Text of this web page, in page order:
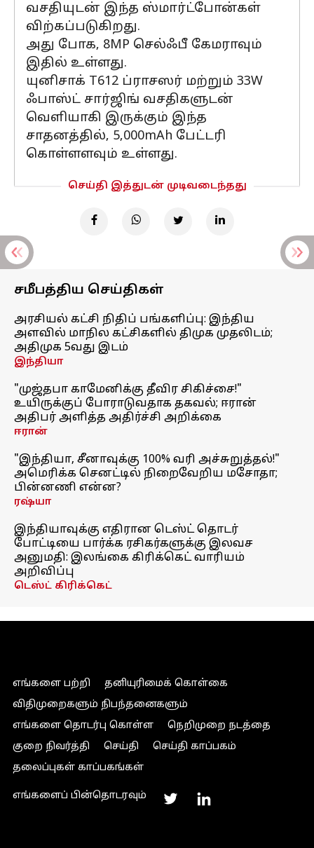
வசதியுடன் இந்த ஸ்மார்ட்போன்கள்
விற்கப்படுகிறது.
அது போக, 8MP செல்ஃபீ கேமராவும்
இதில் உள்ளது.
யுனிசாக் T612 ப்ராசஸர் மற்றும் 33W
ஃபாஸ்ட் சார்ஜிங் வசதிகளுடன்
வெளியாகி இருக்கும் இந்த
சாதனத்தில், 5,000mAh பேட்டரி
கொள்ளளவும் உள்ளது.
செய்தி இத்துடன் முடிவடைந்தது
சமீபத்திய செய்திகள்
அரசியல் கட்சி நிதிப் பங்களிப்பு: இந்திய
அளவில் மாநில கட்சிகளில் திமுக முதலிடம்;
அதிமுக 5வது இடம்
இந்தியா
"முஜ்தபா காமேனிக்கு தீவிர சிகிச்சை!"
உயிருக்குப் போராடுவதாக தகவல்; ஈரான்
அதிபர் அளித்த அதிர்ச்சி அறிக்கை
ஈரான்
"இந்தியா, சீனாவுக்கு 100% வரி அச்சுறுத்தல்!"
அமெரிக்க செனட்டில் நிறைவேறிய மசோதா;
பின்னணி என்ன?
ரஷ்யா
இந்தியாவுக்கு எதிரான டெஸ்ட் தொடர்
போட்டியை பார்க்க ரசிகர்களுக்கு இலவச
அனுமதி: இலங்கை கிரிக்கெட் வாரியம்
அறிவிப்பு
டெஸ்ட் கிரிக்கெட்
எங்களை பற்றி
தனியுரிமைக் கொள்கை
விதிமுறைகளும் நிபந்தனைகளும்
எங்களை தொடர்பு கொள்ள
நெறிமுறை நடத்தை
குறை நிவர்த்தி
செய்தி
செய்தி காப்பகம்
தலைப்புகள் காப்பகங்கள்
எங்களைப் பின்தொடரவும்